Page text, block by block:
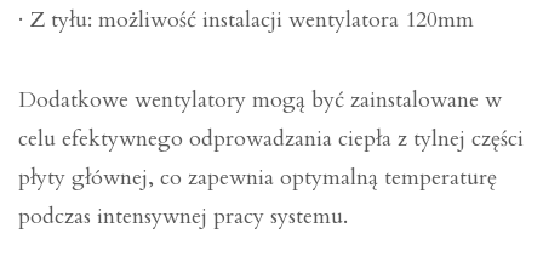
· Z tyłu: możliwość instalacji wentylatora 120mm
Dodatkowe wentylatory mogą być zainstalowane w
celu efektywnego odprowadzania ciepła z tylnej części
płyty głównej, co zapewnia optymalną temperaturę
podczas intensywnej pracy systemu.